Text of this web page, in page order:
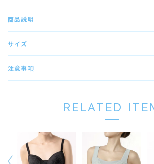
商品説明
サイズ
注意事項
RELATED